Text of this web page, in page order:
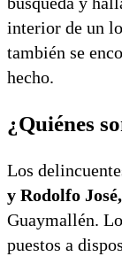
interior de un
también se
hecho.
¿Quiénes
Los
y Rodolfo
Guaymallén.
puestos a